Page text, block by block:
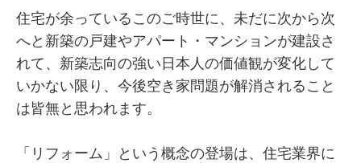
住宅が余っているこのご時世に、未だに次から次
へと新築の戸建やアパート・マンションが建設さ
れて、新築志向の強い日本人の価値観が変化して
いかない限り、今後空き家問題が解消されること
は皆無と思われます。
「リフォーム」という概念の登場は、住宅業界に